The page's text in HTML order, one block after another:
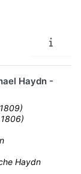
Haydn -
Haydn